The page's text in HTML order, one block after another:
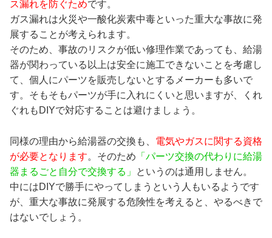
ス漏れを防ぐためです。
ガス漏れは火災や一酸化炭素中毒といった重大な事故に発
展することが考えられます。
そのため、事故のリスクが低い修理作業であっても、給湯
器が関わっている以上は安全に施工できないことを考慮し
て、個人にパーツを販売しないとするメーカーも多いで
す。そもそもパーツが手に入れにくいと思いますが、くれ
ぐれもDIYで対応することは避けましょう。
同様の理由から給湯器の交換も、 電気やガスに関する資格
が必要となります。そのため 「パーツ交換の代わりに給湯
器まるごと自分で交換する」
というのは通用しません。
中にはDIYで勝手にやってしまうという人もいるようです
が、重大な事故に発展する危険性を考えると、やるべきで
はないでしょう。